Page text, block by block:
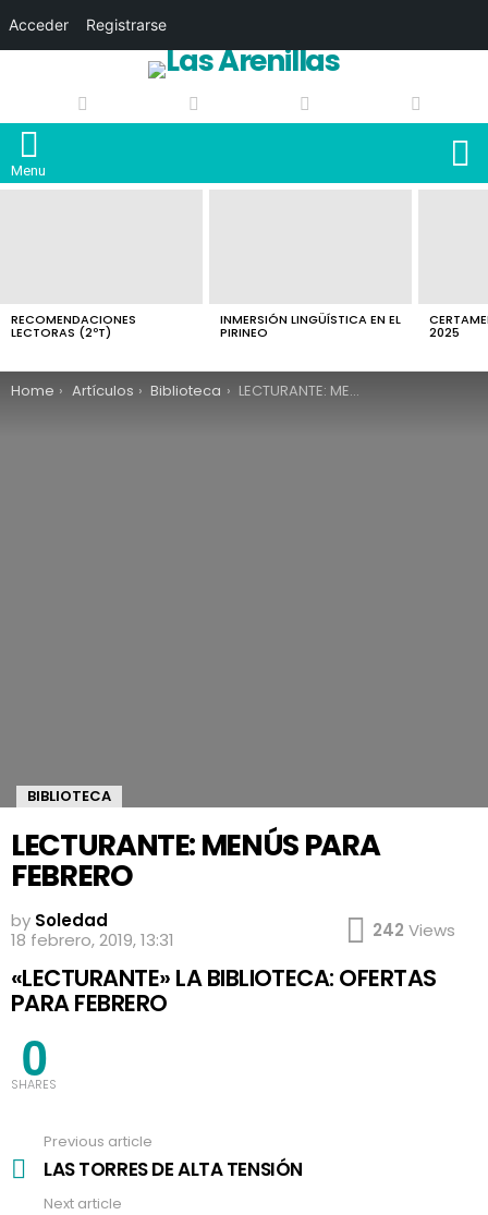
Menu
RECOMENDACIONES
LECTORAS (2ºT)
INMERSIÓN LINGÜÍSTICA EN EL
PIRINEO 2025
You are here:
Home Artículos Biblioteca LECTURANTE: MENÚS PARA FEBRERO
BIBLIOTECA
LECTURANTE: MENÚS PARA
FEBRERO
by Soledad
18 febrero, 2019, 13:31
242 Views
«LECTURANTE» LA BIBLIOTECA: OFERTAS
PARA FEBRERO
0
SHARES
more
Previous article
LAS TORRES DE ALTA TENSIÓN
Next article
Acceder Registrarse